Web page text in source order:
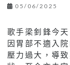
05/06/2025
歌手梁釗鋒今
因胃部不適入
壓力過大，導